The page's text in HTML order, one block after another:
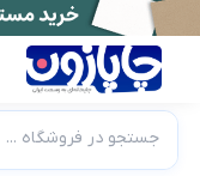
جستجو در فروشگاه ...